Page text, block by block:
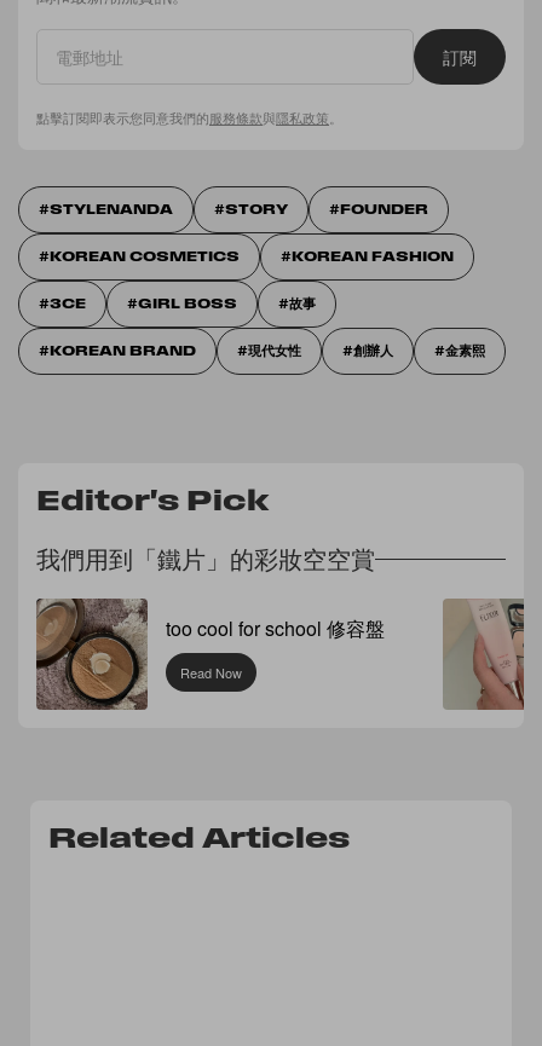
訂閱
點擊訂閱即表示您同意我們的服務條款與隱私政策。
STYLENANDA STORY FOUNDER
KOREAN COSMETICS KOREAN FASHION
3CE GIRL BOSS 故事
KOREAN BRAND 現代女性 創辦人 金素熙
Editor's Pick
我們用到「鐵片」的彩妝空空賞
too cool for school 修容盤
Read Now
Related Articles